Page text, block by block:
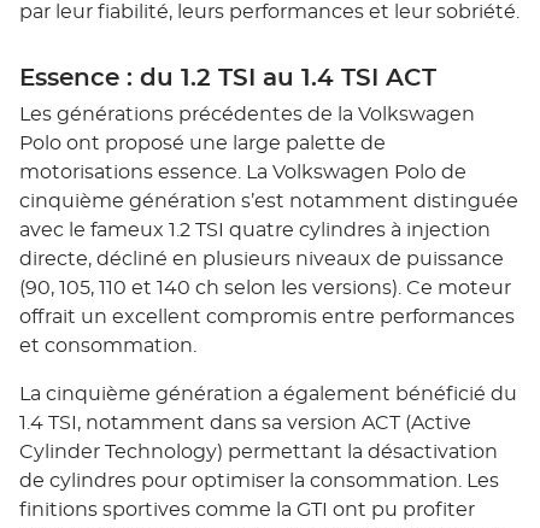
par leur fiabilité, leurs performances et leur sobriété.
Essence : du 1.2 TSI au 1.4 TSI ACT
Les générations précédentes de la Volkswagen
Polo ont proposé une large palette de
motorisations essence. La Volkswagen Polo de
cinquième génération s’est notamment distinguée
avec le fameux 1.2 TSI quatre cylindres à injection
directe, décliné en plusieurs niveaux de puissance
(90, 105, 110 et 140 ch selon les versions). Ce moteur
offrait un excellent compromis entre performances
et consommation.
La cinquième génération a également bénéficié du
1.4 TSI, notamment dans sa version ACT (Active
Cylinder Technology) permettant la désactivation
de cylindres pour optimiser la consommation. Les
finitions sportives comme la GTI ont pu profiter